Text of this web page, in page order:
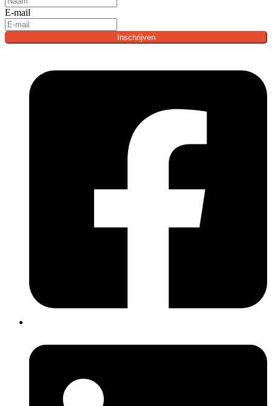
E-mail
Inschrijven